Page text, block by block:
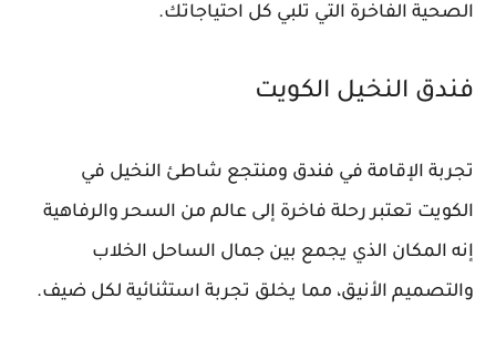
الصحية الفاخرة التي تلبي كل احتياجاتك.
فندق النخيل الكويت
تجربة الإقامة في فندق ومنتجع شاطئ النخيل في
الكويت تعتبر رحلة فاخرة إلى عالم من السحر والرفاهية
إنه المكان الذي يجمع بين جمال الساحل الخلاب
والتصميم الأنيق، مما يخلق تجربة استثنائية لكل ضيف.